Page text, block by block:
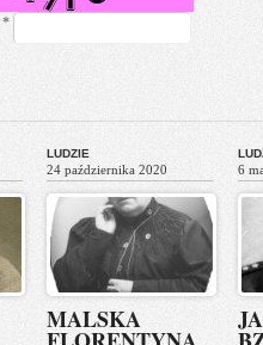
*
LUDZIE
24 października 2020
MALSKA
6